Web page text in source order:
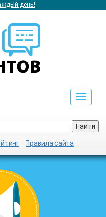
день!
Toggle
Найти
Правила сайта